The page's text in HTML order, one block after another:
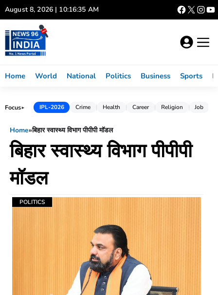
Skip
to
content
August 8, 2026 | 10:16:36 AM
Home World National Politics Business Sports
Focus► IPL-2026 Crime Health Career Religion Job
Home»बिहार स्वास्थ्य विभाग पीपीपी मॉडल
बिहार स्वास्थ्य विभाग पीपीपी
मॉडल
POLITICS